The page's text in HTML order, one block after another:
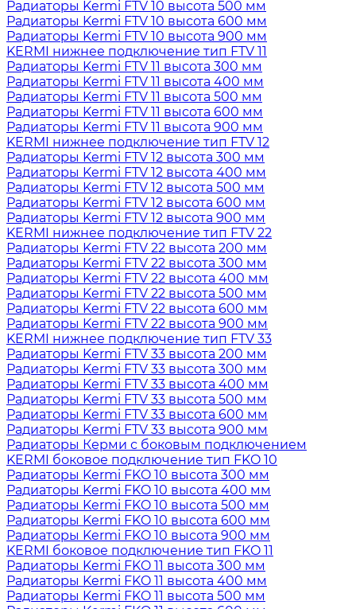
Радиаторы Kermi FTV 10 высота 500 мм
Радиаторы Kermi FTV 10 высота 600 мм
Радиаторы Kermi FTV 10 высота 900 мм
KERMI нижнее подключение тип FTV 11
Радиаторы Kermi FTV 11 высота 300 мм
Радиаторы Kermi FTV 11 высота 400 мм
Радиаторы Kermi FTV 11 высота 500 мм
Радиаторы Kermi FTV 11 высота 600 мм
Радиаторы Kermi FTV 11 высота 900 мм
KERMI нижнее подключение тип FTV 12
Радиаторы Kermi FTV 12 высота 300 мм
Радиаторы Kermi FTV 12 высота 400 мм
Радиаторы Kermi FTV 12 высота 500 мм
Радиаторы Kermi FTV 12 высота 600 мм
Радиаторы Kermi FTV 12 высота 900 мм
KERMI нижнее подключение тип FTV 22
Радиаторы Kermi FTV 22 высота 200 мм
Радиаторы Kermi FTV 22 высота 300 мм
Радиаторы Kermi FTV 22 высота 400 мм
Радиаторы Kermi FTV 22 высота 500 мм
Радиаторы Kermi FTV 22 высота 600 мм
Радиаторы Kermi FTV 22 высота 900 мм
KERMI нижнее подключение тип FTV 33
Радиаторы Kermi FTV 33 высота 200 мм
Радиаторы Kermi FTV 33 высота 300 мм
Радиаторы Kermi FTV 33 высота 400 мм
Радиаторы Kermi FTV 33 высота 500 мм
Радиаторы Kermi FTV 33 высота 600 мм
Радиаторы Kermi FTV 33 высота 900 мм
Радиаторы Керми с боковым подключением
KERMI боковое подключение тип FKO 10
Радиаторы Kermi FKO 10 высота 300 мм
Радиаторы Kermi FKO 10 высота 400 мм
Радиаторы Kermi FKO 10 высота 500 мм
Радиаторы Kermi FKO 10 высота 600 мм
Радиаторы Kermi FKO 10 высота 900 мм
KERMI боковое подключение тип FKO 11
Радиаторы Kermi FKO 11 высота 300 мм
Радиаторы Kermi FKO 11 высота 400 мм
Радиаторы Kermi FKO 11 высота 500 мм